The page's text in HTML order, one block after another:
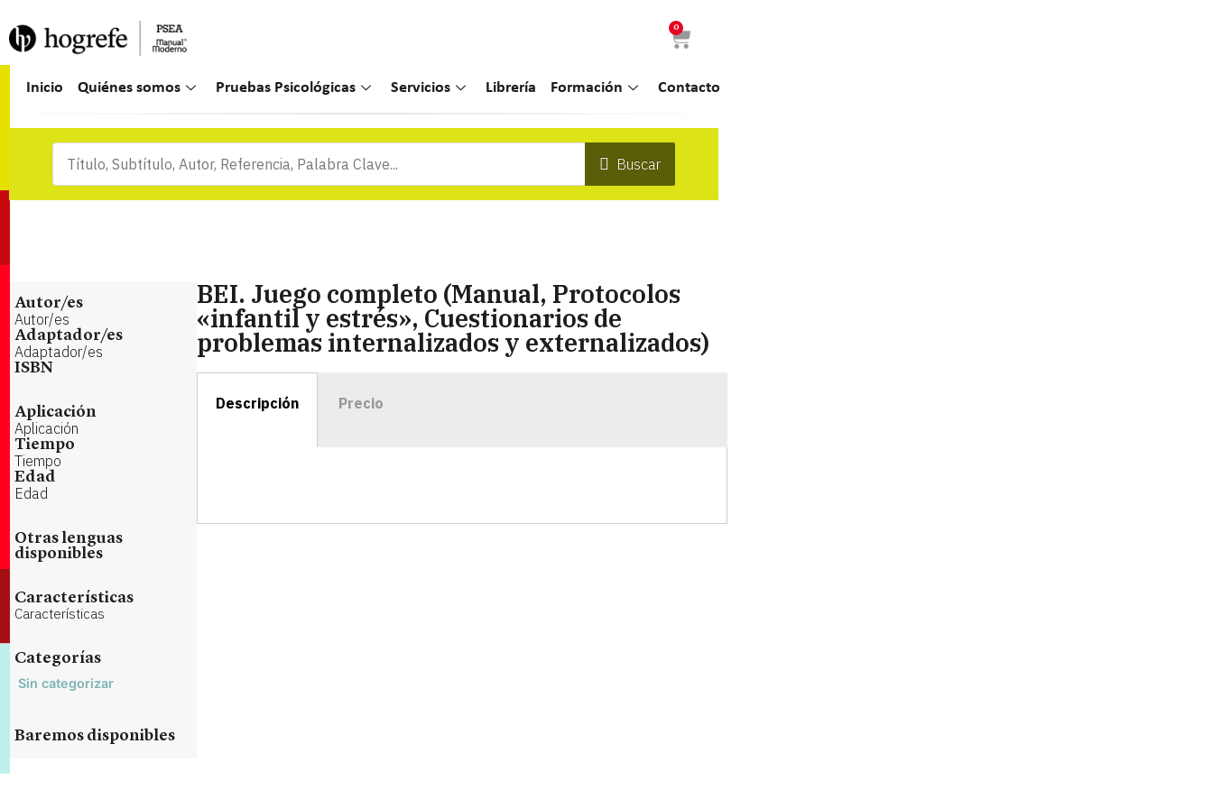
0
Inicio Quiénes somos Pruebas Psicológicas Servicios Librería Formación Contacto
Buscar
Autor/es
Autor/es
Adaptador/es
Adaptador/es
ISBN
Aplicación
Aplicación
Tiempo
Tiempo
Edad
Edad
Otras lenguas
disponibles
Características
Características
Categorías
Sin categorizar
Baremos disponibles
BEI. Juego completo (Manual, Protocolos
«infantil y estrés», Cuestionarios de
problemas internalizados y externalizados)
Descripción Precio